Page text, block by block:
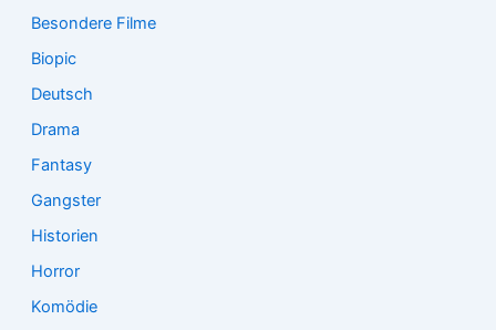
Besondere Filme
Biopic
Deutsch
Drama
Fantasy
Gangster
Historien
Horror
Komödie